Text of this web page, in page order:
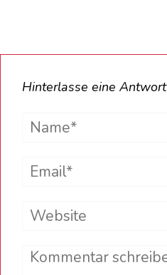
Hinterlasse eine Antwort
Name*
Email*
Website
Comment